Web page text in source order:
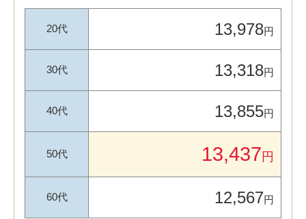
20代 13,978円
30代 13,318円
40代 13,855円
50代 13,437 円
60代 12,567円